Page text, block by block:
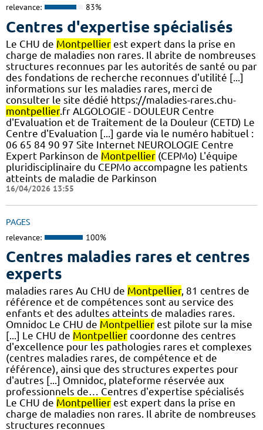
relevance: 83%
Centres d'expertise spécialisés
Le CHU de Montpellier est expert dans la prise en
charge de maladies non rares. Il abrite de nombreuses
structures reconnues par les autorités de santé ou par
des fondations de recherche reconnues d'utilité [...]
informations sur les maladies rares, merci de
consulter le site dédié https://maladies-rares.chu-
montpellier.fr ALGOLOGIE - DOULEUR Centre
d'Evaluation et de Traitement de la Douleur (CETD) Le
Centre d'Evaluation [...] garde via le numéro habituel :
06 65 84 90 97 Site Internet NEUROLOGIE Centre
Expert Parkinson de Montpellier (CEPMo) L'équipe
pluridisciplinaire du CEPMo accompagne les patients
atteints de maladie de Parkinson
16/04/2026 13:55
PAGES
relevance: 100%
Centres maladies rares et centres
experts
maladies rares Au CHU de Montpellier, 81 centres de
référence et de compétences sont au service des
enfants et des adultes atteints de maladies rares.
Omnidoc Le CHU de Montpellier est pilote sur la mise
[...] Le CHU de Montpellier coordonne des centres
d'excellence pour les pathologies rares et complexes
(centres maladies rares, de compétence et de
référence), ainsi que des structures expertes pour
d'autres [...] Omnidoc, plateforme réservée aux
professionnels de… Centres d'expertise spécialisés
Le CHU de Montpellier est expert dans la prise en
charge de maladies non rares. Il abrite de nombreuses
structures reconnues